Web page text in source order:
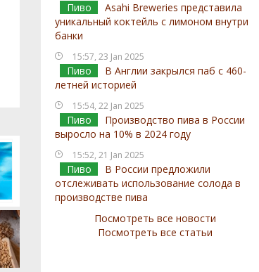
Пиво
Asahi Breweries представила
уникальный коктейль с лимоном внутри
банки
15:57, 23 Jan 2025
Пиво
В Англии закрылся паб с 460-
летней историей
15:54, 22 Jan 2025
Пиво
Производство пива в России
выросло на 10% в 2024 году
15:52, 21 Jan 2025
Пиво
В России предложили
отслеживать использование солода в
производстве пива
Посмотреть все новости
Посмотреть все статьи